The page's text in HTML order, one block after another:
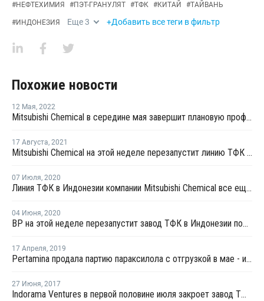
#НЕФТЕХИМИЯ #ПЭТ-ГРАНУЛЯТ #ТФК #КИТАЙ #ТАЙВАНЬ
#ИНДОНЕЗИЯ Еще3 +Добавить все теги в фильтр
Похожие новости
12 Мая, 2022
Mitsubishi Chemical в середине мая завершит плановую профилактику на линии ТФК № 1 в Индонезии
17 Августа, 2021
Mitsubishi Chemical на этой неделе перезапустит линию ТФК № 2 в Индонезии
07 Июля, 2020
Линия ТФК в Индонезии компании Mitsubishi Chemical все еще остается закрытой
04 Июня, 2020
BP на этой неделе перезапустит завод ТФК в Индонезии после ремонта
17 Апреля, 2019
Pertamina продала партию параксилола с отгрузкой в мае - июне со скидкой
27 Июня, 2017
Indorama Ventures в первой половине июля закроет завод ТФК в Чилегоне на профилактику